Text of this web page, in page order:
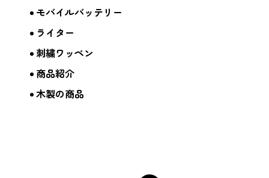
モバイルバッテリー
ライター
刺繍ワッペン
商品紹介
木製の商品